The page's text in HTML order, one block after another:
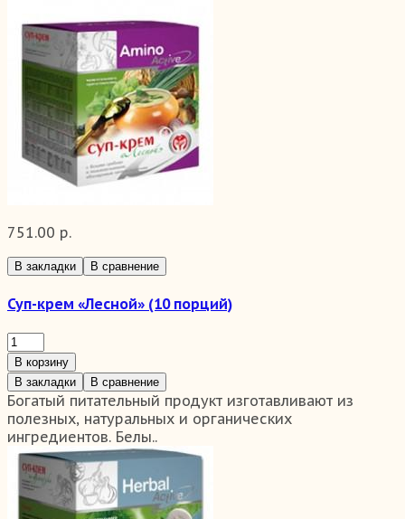
751.00 р.
В закладки В сравнение
Суп-крем «Лесной» (10 порций)
В корзину
В закладки
В сравнение
Богатый питательный продукт изготавливают из
полезных, натуральных и органических
ингредиентов. Белы..